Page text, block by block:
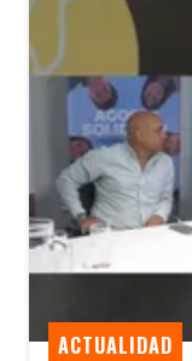
ACTUALIDAD